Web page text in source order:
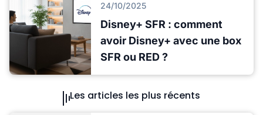
24/10/2025
Disney+ SFR : comment
avoir Disney+ avec une box
SFR ou RED ?
Les articles les plus récents